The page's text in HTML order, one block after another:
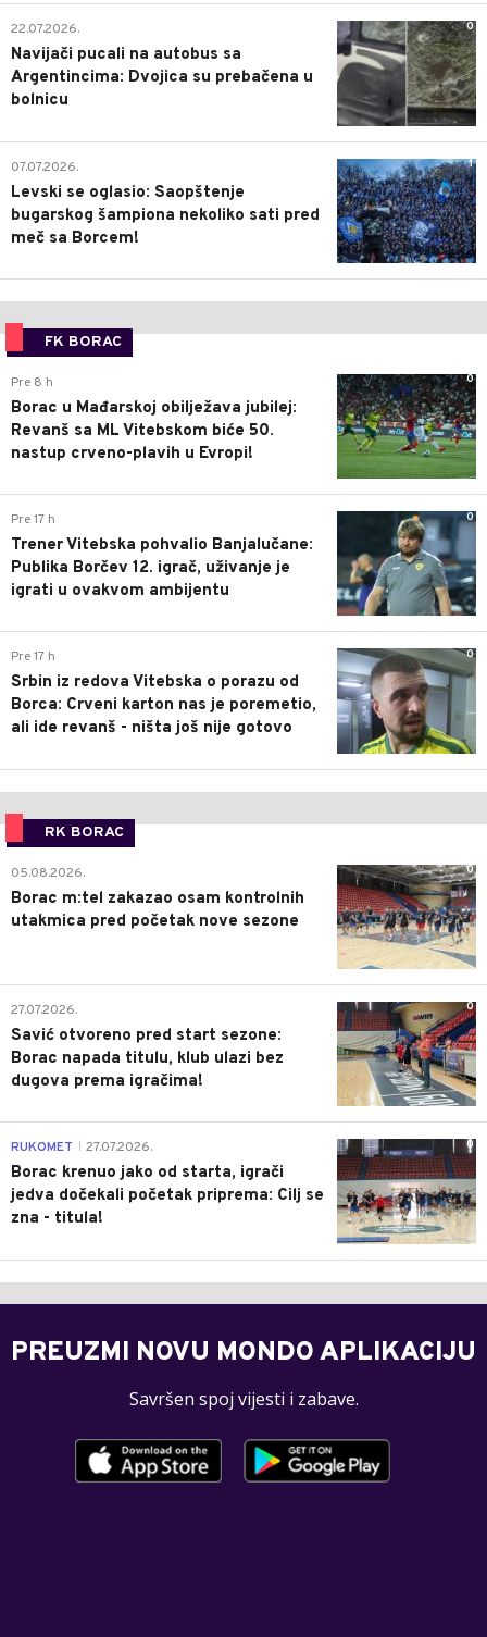
0
22.07.2026.
Navijači pucali na autobus sa
Argentincima: Dvojica su prebačena u
bolnicu
1
07.07.2026.
Levski se oglasio: Saopštenje
bugarskog šampiona nekoliko sati pred
meč sa Borcem!
FK BORAC
0
Pre 8 h
Borac u Mađarskoj obilježava jubilej:
Revanš sa ML Vitebskom biće 50.
nastup crveno-plavih u Evropi!
0
Pre 17 h
Trener Vitebska pohvalio Banjalučane:
Publika Borčev 12. igrač, uživanje je
igrati u ovakvom ambijentu
0
Pre 17 h
Srbin iz redova Vitebska o porazu od
Borca: Crveni karton nas je poremetio,
ali ide revanš - ništa još nije gotovo
RK BORAC
0
05.08.2026.
Borac m:tel zakazao osam kontrolnih
utakmica pred početak nove sezone
0
27.07.2026.
Savić otvoreno pred start sezone:
Borac napada titulu, klub ulazi bez
dugova prema igračima!
0
RUKOMET 27.07.2026.
Borac krenuo jako od starta, igrači
jedva dočekali početak priprema: Cilj se
zna - titula!
PREUZMI NOVU MONDO APLIKACIJU
Savršen spoj vijesti i zabave.